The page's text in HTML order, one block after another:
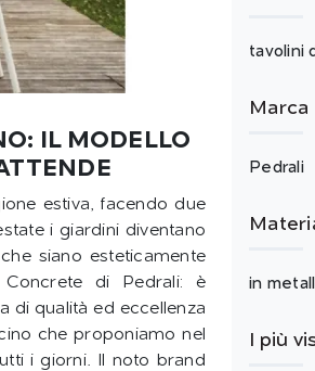
IL MODELLO
estiva, facendo due
i giardini diventano
siano esteticamente
di Pedrali: è
di qualità ed eccellenza
che proponiamo nel
i giorni. Il noto brand
tavolini
Marca
Pedrali
in
I più